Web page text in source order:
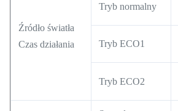
Źródło światła
Czas działania
Tryb normalny
Tryb ECO1
Tryb ECO2